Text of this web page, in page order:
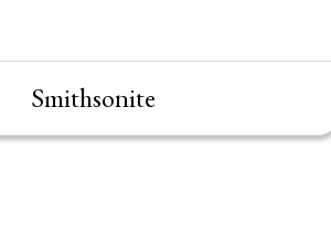
Smithsonite